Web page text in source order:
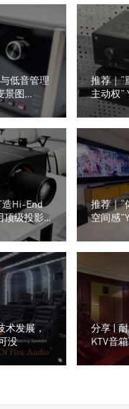
低音管理
景图
放发布
推荐｜“
主动权”
器
造Hi-End
顶级投影
放方案！
推荐｜“
空间感
X90A
术发展，
没
分享 |
KTV音